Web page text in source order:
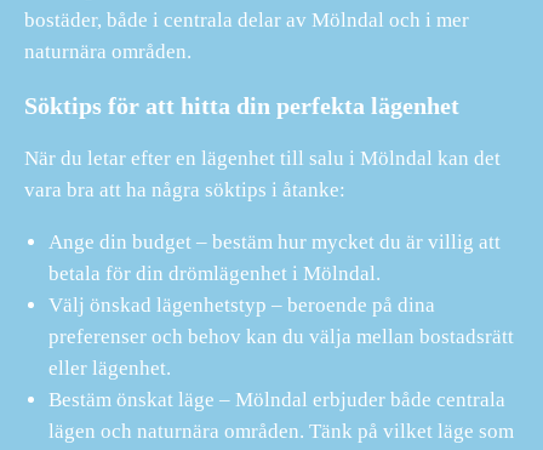
bostäder, både i centrala delar av Mölndal och i mer
naturnära områden.
Söktips för att hitta din perfekta lägenhet
När du letar efter en lägenhet till salu i Mölndal kan det
vara bra att ha några söktips i åtanke:
Ange din budget – bestäm hur mycket du är villig att
betala för din drömlägenhet i Mölndal.
Välj önskad lägenhetstyp – beroende på dina
preferenser och behov kan du välja mellan bostadsrätt
eller lägenhet.
Bestäm önskat läge – Mölndal erbjuder både centrala
lägen och naturnära områden. Tänk på vilket läge som